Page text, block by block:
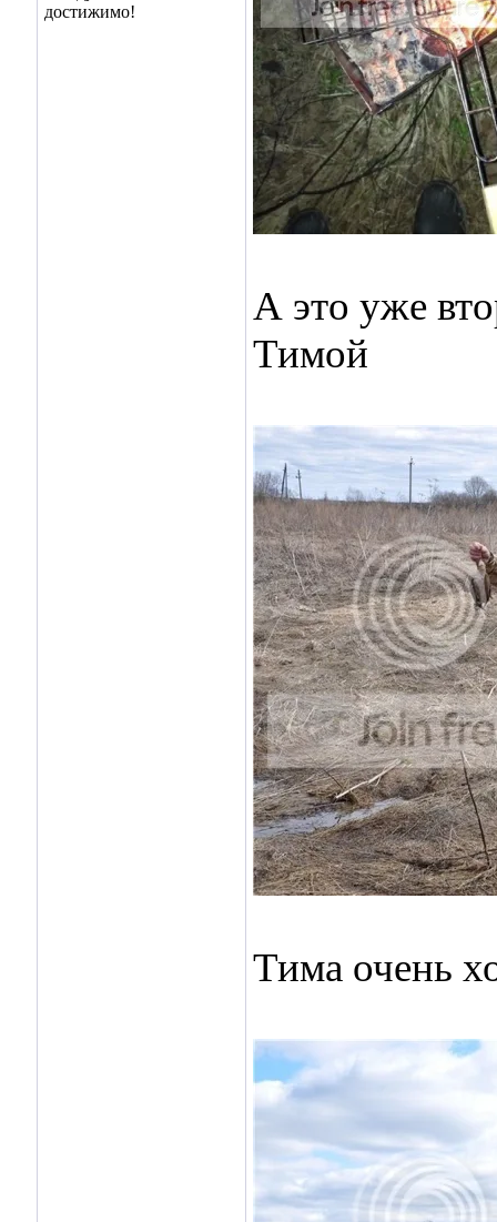
А это уже
Тимой
Тима очень